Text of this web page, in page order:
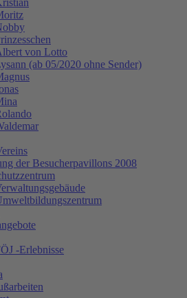
von Lotto
(ab 05/2020 ohne Sender)
der Besucherpavillons 2008
-Erlebnisse